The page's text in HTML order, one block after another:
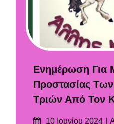
Ενημέρωση Για
Προστασίας
Τριών Από Τον
Δημοσιεύτηκε
10 Ιουνίου 2024